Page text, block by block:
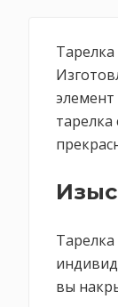
вы